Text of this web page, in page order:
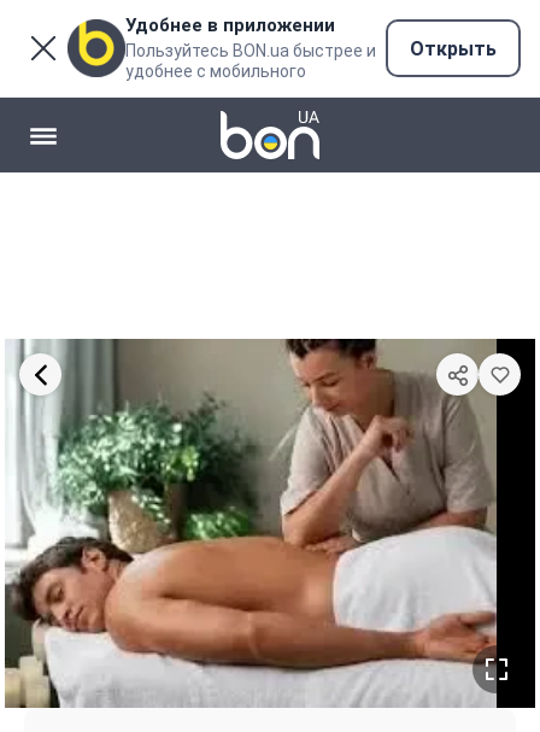
Удобнее в приложении
Пользуйтесь BON.ua быстрее и
удобнее с мобильного
Открыть